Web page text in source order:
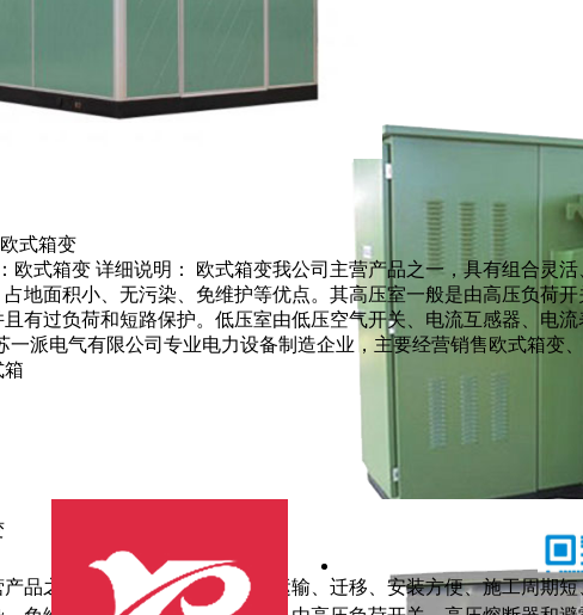
式箱变
欧式箱变 详细说明： 欧式箱变我公司主营产品之一，具有组合灵
地面积小、无污染、免维护等优点。其高压室一般是由高压负荷
且有过负荷和短路保护。低压室由低压空气开关、电流互感器、电
一派电气有限公司专业电力设备制造企业，主要经营销售欧式箱变
箱
品之一，具有组合灵活、便于运输、迁移、安装方便、施工周期